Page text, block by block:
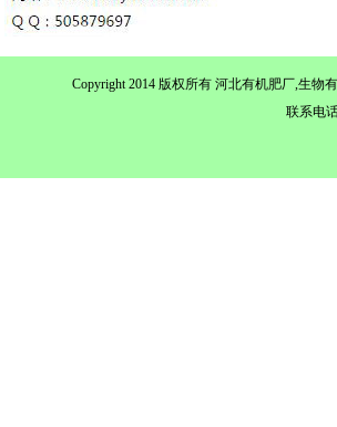
Copyright 2014 版权所有 河北有机肥厂,生
联系电